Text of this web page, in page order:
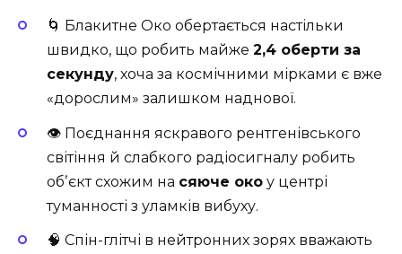
🌀 Блакитне Око обертається настільки
швидко, що робить майже 2,4 оберти за
секунду, хоча за космічними мірками є вже
«дорослим» залишком наднової.
👁 Поєднання яскравого рентгенівського
світіння й слабкого радіосигналу робить
обʼєкт схожим на сяюче око у центрі
туманності з уламків вибуху.
🧠 Спін-глітчі в нейтронних зорях вважають